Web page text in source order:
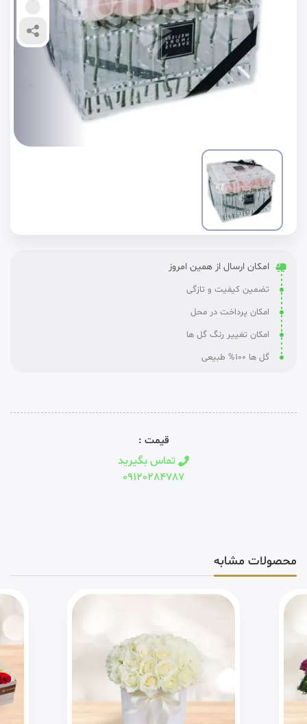
امکان ارسال از همین امروز
تضمین کیفیت و تازگی
امکان پرداخت در محل
امکان تغییر رنگ گل ها
گل ها 100% طبیعی
قیمت :
تماس بگیرید
09120284787
محصولات مشابه